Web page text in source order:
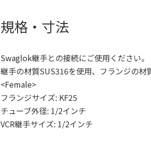
規格・寸法
Swaglok継手との接続にご使用ください。
継手の材質SUS316を使用、フランジの材
<Female>
フランジサイズ: KF25
チューブ外径: 1/2インチ
VCR継手サイズ: 1/2インチ